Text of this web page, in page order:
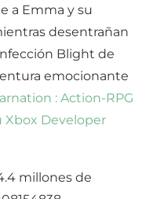
a Emma y su
desentrañan
Blight de
emocionante
: Action-RPG
Xbox Developer